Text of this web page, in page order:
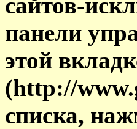
панели
этой
(http://
списка,